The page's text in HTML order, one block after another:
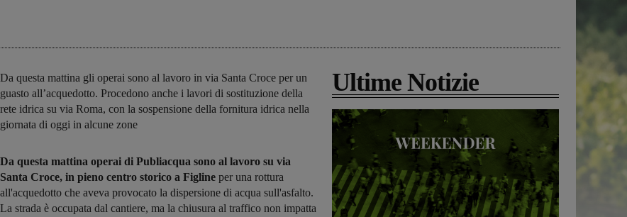
Da questa mattina gli operai sono al lavoro in via Santa Croce per un
guasto all’acquedotto. Procedono anche i lavori di sostituzione della
rete idrica su via Roma, con la sospensione della fornitura idrica nella
giornata di oggi in alcune zone
Da questa mattina operai di Publiacqua sono al lavoro su via
Santa Croce, in pieno centro storico a Figline per una rottura
all'acquedotto che aveva provocato la dispersione di acqua sull'asfalto.
La strada è occupata dal cantiere, ma la chiusura al traffico non impatta
Ultime Notizie